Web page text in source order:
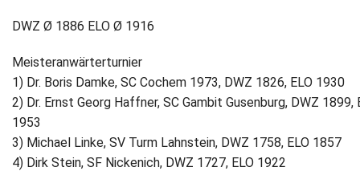
DWZ Ø 1886 ELO Ø 1916
Meisteranwärterturnier
1) Dr. Boris Damke, SC Cochem 1973, DWZ 1826, ELO 1930
2) Dr. Ernst Georg Haffner, SC Gambit Gusenburg, DWZ 1899,
1953
3) Michael Linke, SV Turm Lahnstein, DWZ 1758, ELO 1857
4) Dirk Stein, SF Nickenich, DWZ 1727, ELO 1922